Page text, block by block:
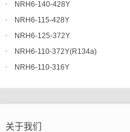
NRH6-140-428Y
NRH6-115-428Y
NRH6-125-372Y
NRH6-110-372Y(R134a)
NRH6-110-316Y
关于我们